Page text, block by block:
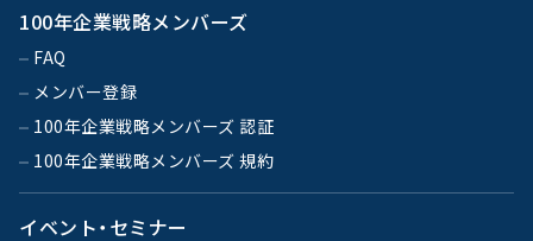
100年企業戦略メンバーズ
FAQ
メンバー登録
100年企業戦略メンバーズ 認証
100年企業戦略メンバーズ 規約
イベント・セミナー